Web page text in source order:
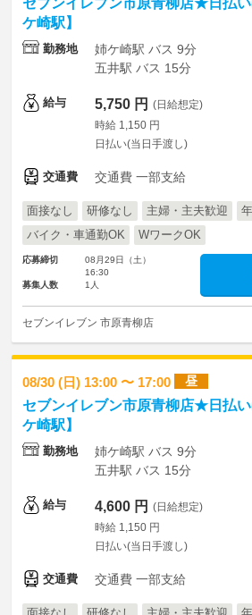
セブンイレブン市原青柳店★日払
ケ崎駅】
勤務地
姉ケ崎駅 バス 9分
五井駅 バス 15分
給与 5,750 円 (日給想定)
時給 1,150 円
日払い(当日手渡し)
交通費 交通費 一部支給
面接なし 研修なし 主婦・主夫歓迎
バイク・車通勤OK
WワークOK
応募締切
08月29日（土）
16:30
募集人数
1人
セブンイレブン 市原青柳店
08/30 (日) 13:00 〜 17:00 昼
セブンイレブン市原青柳店★日払
ケ崎駅】
勤務地
姉ケ崎駅 バス 9分
五井駅 バス 15分
給与 4,600 円 (日給想定)
時給 1,150 円
日払い(当日手渡し)
交通費 交通費 一部支給